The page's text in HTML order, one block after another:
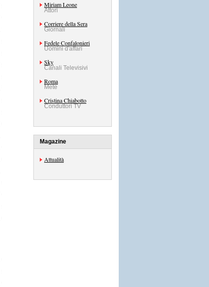
Miriam Leone
Attori
Corriere della Sera
Giornali
Fedele Confalonieri
Uomini d'affari
Sky
Canali Televisivi
Roma
Mete
Cristina Chiabotto
Conduttori TV
Magazine
Attualità